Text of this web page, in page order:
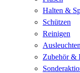
Halten &
Schützen
Reinigen
Ausleuchten
Zubehör &